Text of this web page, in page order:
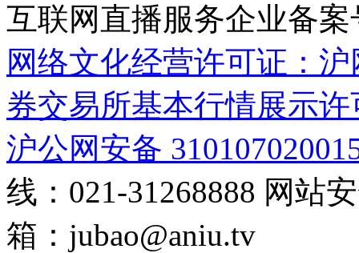
互联网直播服务企业备案
网络文化经营许可证：
券交易所基本行情展示许
沪公网安备
线：021-31268888 网站
箱： jubao@aniu.tv